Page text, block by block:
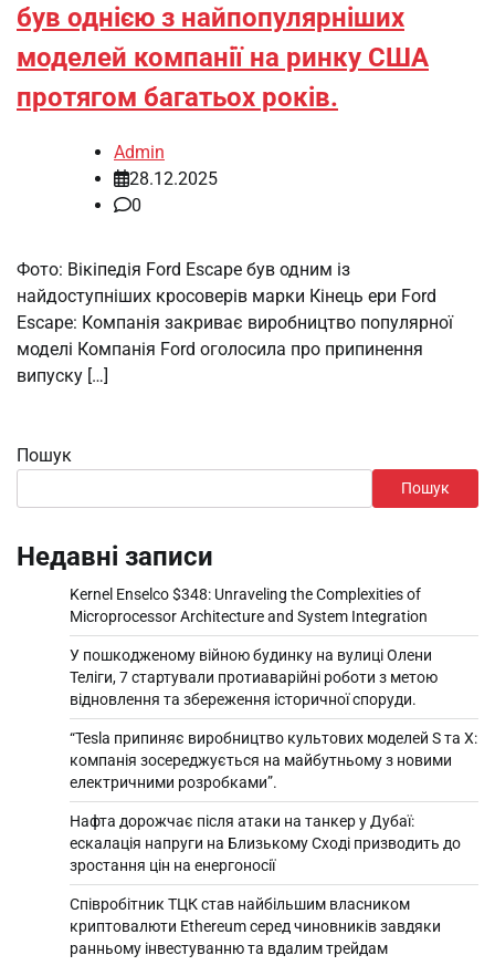
був однією з найпопулярніших
моделей компанії на ринку США
протягом багатьох років.
Admin
28.12.2025
0
Фото: Вікіпедія Ford Escape був одним із
найдоступніших кросоверів марки Кінець ери Ford
Escape: Компанія закриває виробництво популярної
моделі Компанія Ford оголосила про припинення
випуску […]
Пошук
Пошук
Недавні записи
Kernel Enselco $348: Unraveling the Complexities of
Microprocessor Architecture and System Integration
У пошкодженому війною будинку на вулиці Олени
Теліги, 7 стартували протиаварійні роботи з метою
відновлення та збереження історичної споруди.
“Tesla припиняє виробництво культових моделей S та X:
компанія зосереджується на майбутньому з новими
електричними розробками”.
Нафта дорожчає після атаки на танкер у Дубаї:
ескалація напруги на Близькому Сході призводить до
зростання цін на енергоносії
Співробітник ТЦК став найбільшим власником
криптовалюти Ethereum серед чиновників завдяки
ранньому інвестуванню та вдалим трейдам